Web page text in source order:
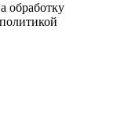
обработку